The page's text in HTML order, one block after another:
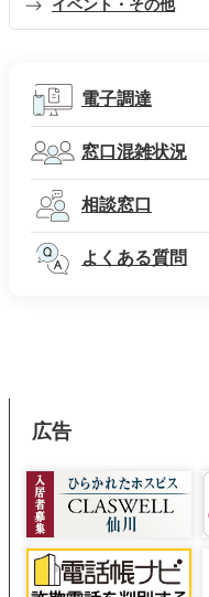
イベント・その他
電子調達
窓口混雑状況
相談窓口
よくある質問
広告